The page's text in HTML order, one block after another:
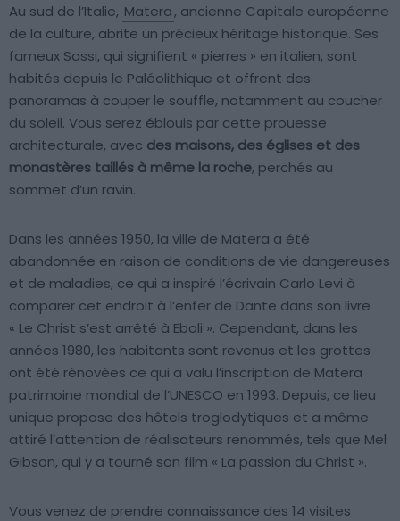
Au sud de l’Italie, Matera, ancienne Capitale européenne
de la culture, abrite un précieux héritage historique. Ses
fameux Sassi, qui signifient « pierres » en italien, sont
habités depuis le Paléolithique et offrent des
panoramas à couper le souffle, notamment au coucher
du soleil. Vous serez éblouis par cette prouesse
architecturale, avec des maisons, des églises et des
monastères taillés à même la roche, perchés au
sommet d’un ravin.
Dans les années 1950, la ville de Matera a été
abandonnée en raison de conditions de vie dangereuses
et de maladies, ce qui a inspiré l’écrivain Carlo Levi à
comparer cet endroit à l’enfer de Dante dans son livre
« Le Christ s’est arrêté à Eboli ». Cependant, dans les
années 1980, les habitants sont revenus et les grottes
ont été rénovées ce qui a valu l’inscription de Matera
patrimoine mondial de l’UNESCO en 1993. Depuis, ce lieu
unique propose des hôtels troglodytiques et a même
attiré l’attention de réalisateurs renommés, tels que Mel
Gibson, qui y a tourné son film « La passion du Christ ».
Vous venez de prendre connaissance des 14 visites